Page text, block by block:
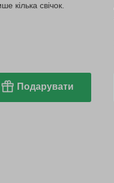
кілька свічок.
Подарувати